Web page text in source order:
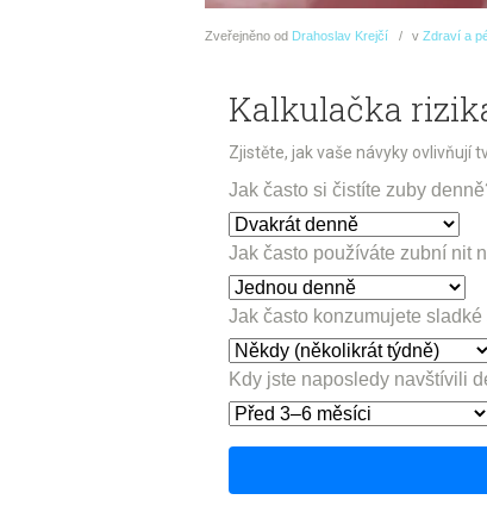
Zveřejněno od Drahoslav Krejčí v Zdraví a
Kalkulačka
Zjistěte, jak vaše návyky ovlivňují
Jak často si čistíte zuby
Jak často používáte zubní nit
Jak často konzumujete
Kdy jste naposledy navštívili